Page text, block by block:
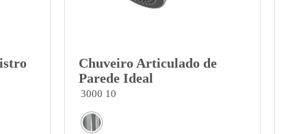
Chuveiro Articulado de
Parede Ideal
3000 10